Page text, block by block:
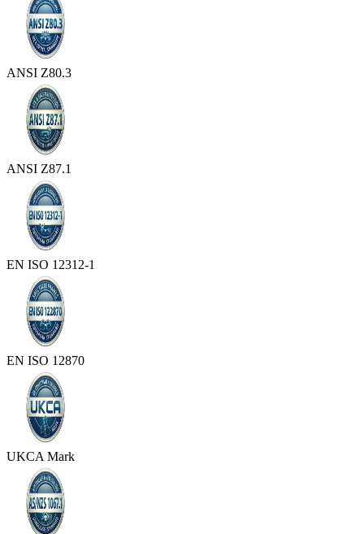
ANSI Z80.3
ANSI Z87.1
EN ISO 12312-1
EN ISO 12870
UKCA Mark